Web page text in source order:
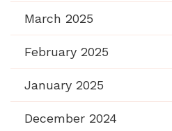
March 2025
February 2025
January 2025
December 2024